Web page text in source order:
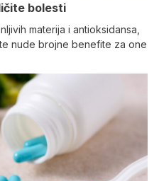
bolesti
materija i antioksidansa,
nude brojne benefite za one